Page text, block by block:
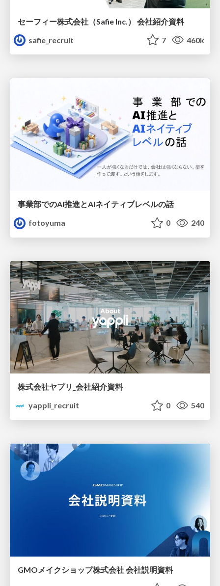
セーフィー株式会社（Safie Inc.） 会社紹介資料
safie_recruit
7 460k
事業部でのAI推進とAIネイティブレベルの話
fotoyuma
0 240
株式会社ヤプリ_会社紹介資料
yappli_recruit
0 540
GMOメイクショップ株式会社 会社説明資料